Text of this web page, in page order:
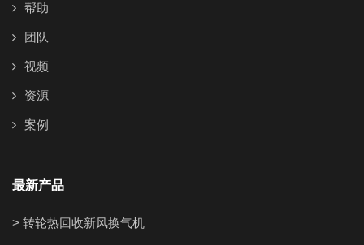
帮助
团队
视频
资源
案例
最新产品
> 转轮热回收新风换气机